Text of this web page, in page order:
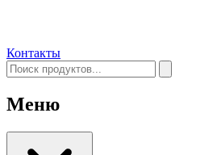
Контакты
Меню